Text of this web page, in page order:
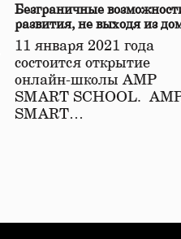
Безграничные
развития, не выходя из
11 января 2021 года
состоится открытие
онлайн-школы АМР
SMART SCHOOL.
SMART…